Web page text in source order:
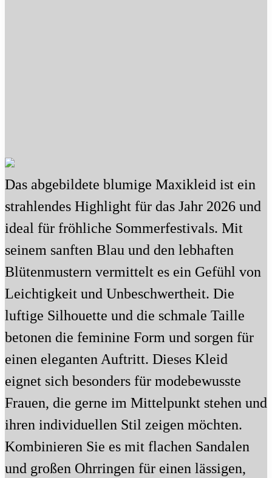
Das abgebildete blumige Maxikleid ist ein
strahlendes Highlight für das Jahr 2026 und
ideal für fröhliche Sommerfestivals. Mit
seinem sanften Blau und den lebhaften
Blütenmustern vermittelt es ein Gefühl von
Leichtigkeit und Unbeschwertheit. Die
luftige Silhouette und die schmale Taille
betonen die feminine Form und sorgen für
einen eleganten Auftritt. Dieses Kleid
eignet sich besonders für modebewusste
Frauen, die gerne im Mittelpunkt stehen und
ihren individuellen Stil zeigen möchten.
Kombinieren Sie es mit flachen Sandalen
und großen Ohrringen für einen lässigen,